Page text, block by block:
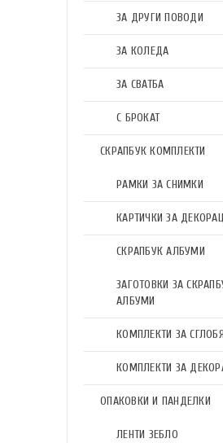
ЗА ДРУГИ ПОВОДИ
ЗА КОЛЕДА
ЗА СВАТБА
С БРОКАТ
СКРАПБУК КОМПЛЕКТИ
РАМКИ ЗА СНИМКИ
КАРТИЧКИ ЗА
СКРАПБУК АЛБУМИ
ЗАГОТОВКИ ЗА
АЛБУМИ
КОМПЛЕКТИ ЗА
КОМПЛЕКТИ ЗА
ОПАКОВКИ И ПАНДЕЛКИ
ЛЕНТИ ЗЕБЛО